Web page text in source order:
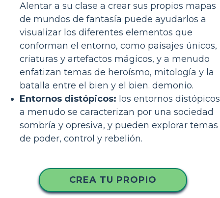
Alentar a su clase a crear sus propios mapas
de mundos de fantasía puede ayudarlos a
visualizar los diferentes elementos que
conforman el entorno, como paisajes únicos,
criaturas y artefactos mágicos, y a menudo
enfatizan temas de heroísmo, mitología y la
batalla entre el bien y el bien. demonio.
Entornos distópicos: los entornos distópicos
a menudo se caracterizan por una sociedad
sombría y opresiva, y pueden explorar temas
de poder, control y rebelión.
CREA TU PROPIO